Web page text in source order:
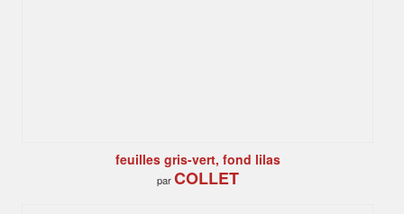
feuilles gris-vert, fond lilas
parCOLLET